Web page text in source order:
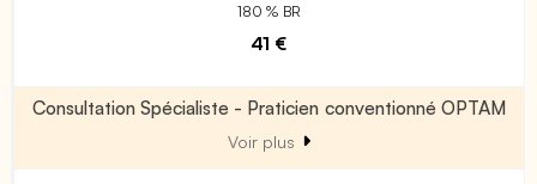
180 % BR
41 €
Consultation Spécialiste - Praticien conventionné OPTAM
Voir plus